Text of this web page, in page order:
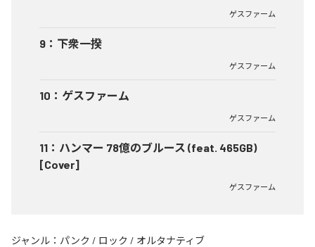
ゲスファーム
9 ： 下衆一揆
ゲスファーム
10 ： ゲスファーム
ゲスファーム
11 ： ハンマー 78億のブルース (feat. 465GB)
[Cover]
ゲスファーム
ジャンル： パンク / ロック / オルタナティブ